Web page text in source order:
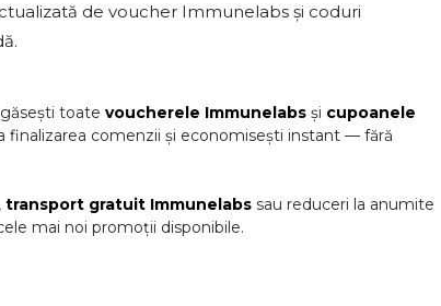
de voucher Immunelabs și coduri
toate voucherele Immunelabs și cupoanele
finalizarea comenzii și economisești instant — fără
, transport gratuit Immunelabs sau reduceri la anumite
mai noi promoții disponibile.